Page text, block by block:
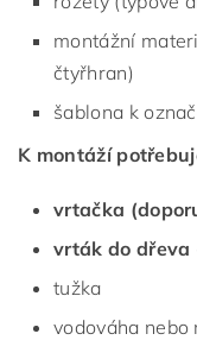
montážní
čtyřhran)
šablona k
K montáží
vrtačka
vrták do dřeva
tužka
vodováha nebo